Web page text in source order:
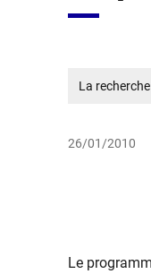
La recherche
26/01/2010
Le